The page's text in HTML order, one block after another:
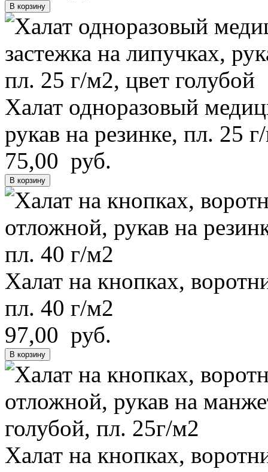
В корзину
Халат одноразовый
рукав на резинке, пл. 25
75,00 руб.
В корзину
Халат на кнопках,
пл. 40 г/м2
97,00 руб.
В корзину
Халат на кнопках,